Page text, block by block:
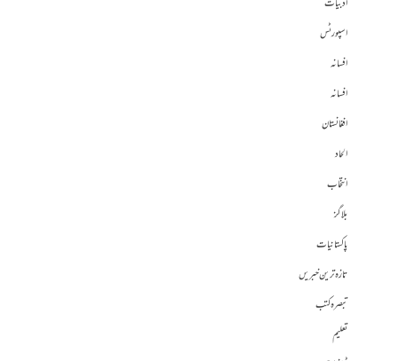
اسپورٹس
افسانہ
افسانہ
افغانستان
الحاد
انتخاب
بلاگز
پاکستانیات
تازہ ترین خبریں
تبصرہ کتب
تعلیم